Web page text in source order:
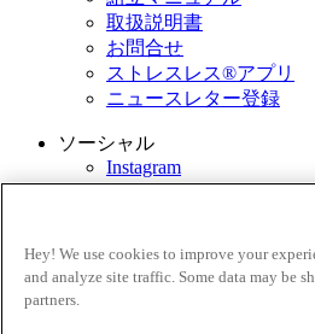
取扱説明書
お問合せ
ストレスレス®アプリ
ニュースレター登録
ソーシャル
Instagram
YouTube
国を変更
取引条件
Hey! We use cookies to improve your
and analyze site traffic. Some data may be
partners.